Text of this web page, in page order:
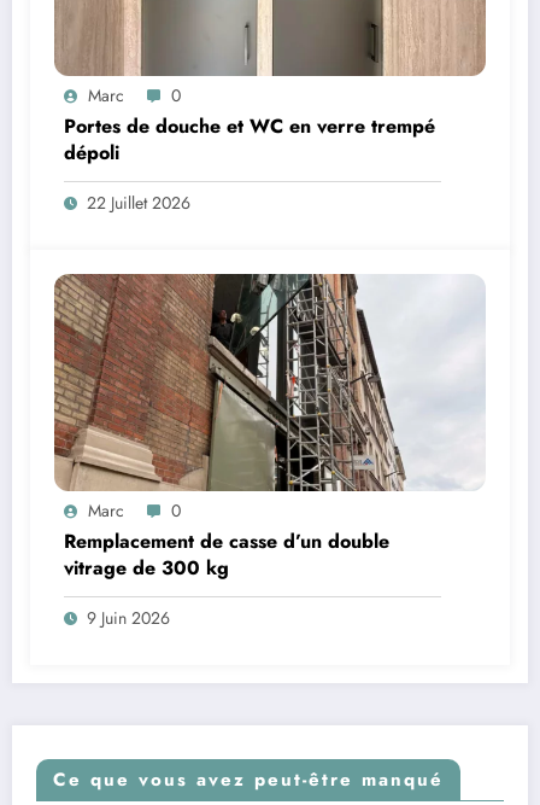
Marc 0
Portes de douche et WC en verre trempé
dépoli
22 Juillet 2026
Marc 0
Remplacement de casse d’un double
vitrage de 300 kg
9 Juin 2026
Ce que vous avez peut-être manqué